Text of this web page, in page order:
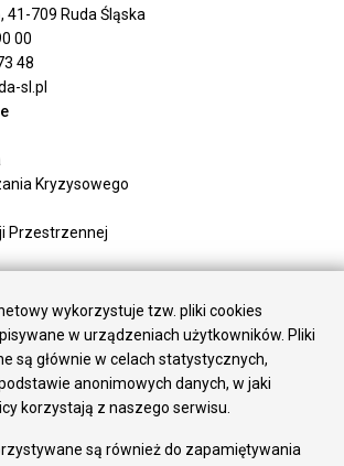
41-709 Ruda Śląska
00
48
sl.pl
Kryzysowego
Przestrzennej
Podawcza
wykorzystuje tzw. pliki cookies
w urządzeniach użytkowników. Pliki
są głównie w celach statystycznych,
anonimowych danych, w jaki
korzystają z naszego serwisu.
są również do zapamiętywania